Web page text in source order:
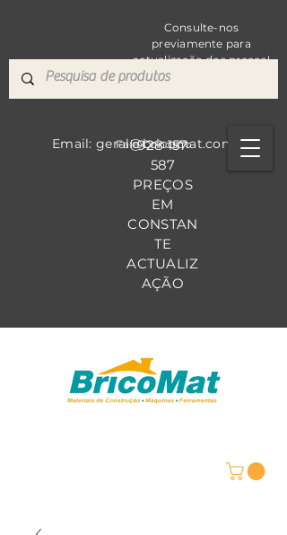
Consulte-nos
previamente para
actualização dos preços!
928 157
587
PREÇOS
EM
CONSTAN
TE
ACTUALIZ
AÇÃO
Fale Conosco
Email: geral@bricomat.com